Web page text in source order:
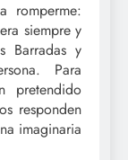
romperme:
siempre y
Barradas y
Para
pretendido
responden
imaginaria